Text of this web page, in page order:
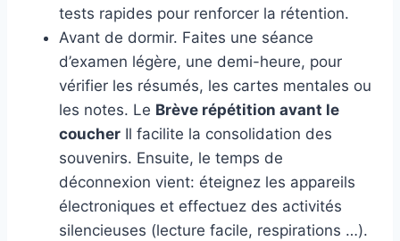
tests rapides pour renforcer la rétention.
Avant de dormir. Faites une séance
d’examen légère, une demi-heure, pour
vérifier les résumés, les cartes mentales ou
les notes. Le Brève répétition avant le
coucher Il facilite la consolidation des
souvenirs. Ensuite, le temps de
déconnexion vient: éteignez les appareils
électroniques et effectuez des activités
silencieuses (lecture facile, respirations …).